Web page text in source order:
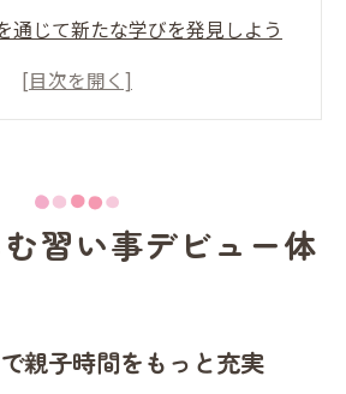
通じて新たな学びを発見しよう
心して参加できる習い事デビュ
る習い事デビューのメリット
る習い事デビューの新常識
ューで家族の交流が自然に生ま
で家族時間がより豊かに変化
習い事デビュー体
親子時間をもっと充実